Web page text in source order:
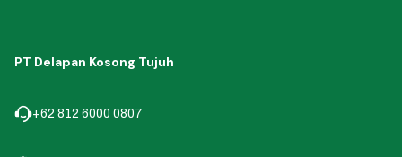
PT Delapan Kosong Tujuh
+62 812 6000 0807